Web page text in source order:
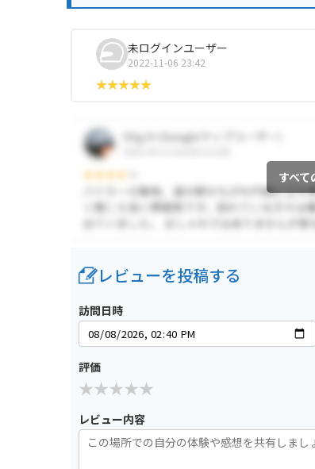
未ログインユーザー
2022-11-06 23:42
すべ
レビューを投稿する
訪問日時
評価
レビュー内容